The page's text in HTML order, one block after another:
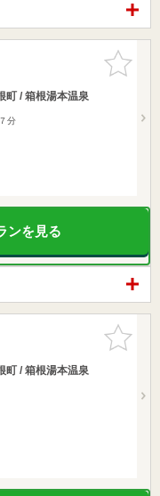
お気に入
りに追加
町 / 箱根湯本温泉
分
ンを見る
お気に入
りに追加
町 / 箱根湯本温泉